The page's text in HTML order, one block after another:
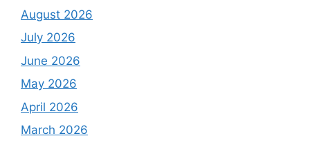
August 2026
July 2026
June 2026
May 2026
April 2026
March 2026